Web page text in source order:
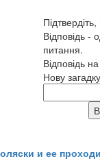
Відповідь -
питання.
Відповідь
Нову
и ее